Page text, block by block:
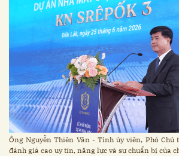
Ông Nguyễn Thiên Văn - Tỉnh ủy viên, Phó Chủ
đánh giá cao uy tín, năng lực và sự chuẩn bị của